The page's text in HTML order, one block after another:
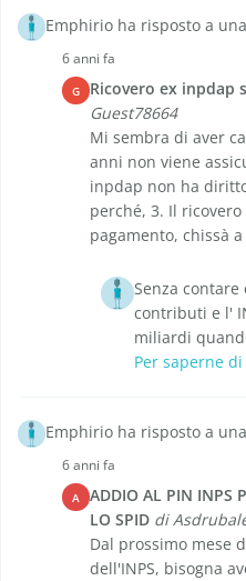
Emphirio ha risposto a
6 anni fa
G Ricovero ex inpdap
Guest78664
Mi sembra di aver
anni non viene
inpdap non ha
perché, 3. Il
pagamento, chissà a
Senza contare
contributi e l'
miliardi
Per saperne
Emphirio ha risposto a
6 anni fa
A
ADDIO AL PIN INPS
LO SPID di
Dal prossimo mese
dell'INPS, bisogna